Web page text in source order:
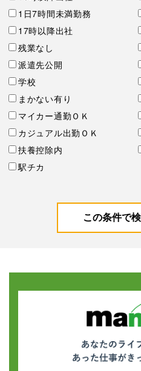
1日7時間未満勤務
17時以降出社
残業なし
派遣先公開
学校
まかない有り
マイカー通勤ＯＫ
カジュアル出勤ＯＫ
扶養控除内
駅チカ
この条件で